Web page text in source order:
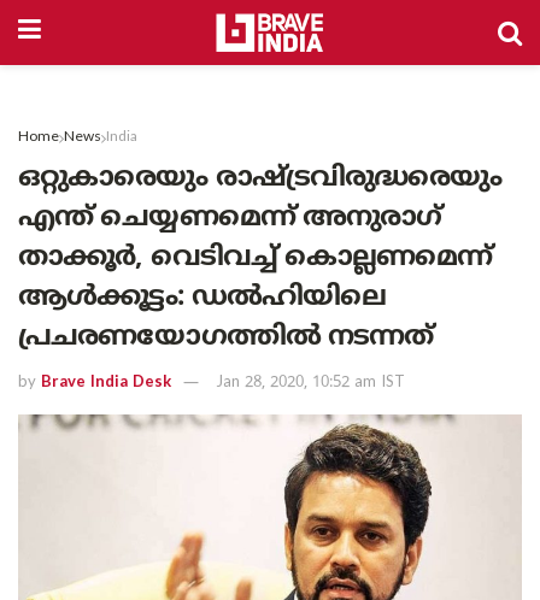
Home News India
ഒറ്റുകാരെയും രാഷ്ട്രവിരുദ്ധരെയും
എന്ത് ചെയ്യണമെന്ന് അനുരാഗ്
താക്കൂര്‍, വെടിവച്ച് കൊല്ലണമെന്ന്
ആള്‍ക്കൂട്ടം: ഡല്‍ഹിയിലെ
പ്രചരണയോഗത്തില്‍ നടന്നത്
by Brave India Desk Jan 28, 2020, 10:52 am IST